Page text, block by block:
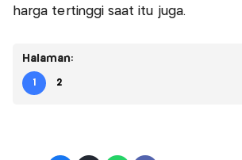
harga tertinggi saat itu juga.
Halaman:
1 2